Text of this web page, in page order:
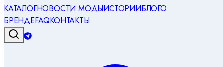
КАТАЛОГНОВОСТИ МОДЫИСТОРИИБЛОГО
БРЕНДЕFAQКОНТАКТЫ